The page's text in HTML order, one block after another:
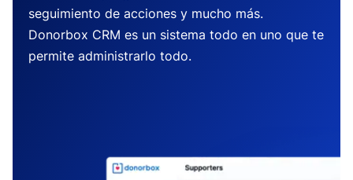
seguimiento de acciones y mucho más.
Donorbox CRM es un sistema todo en uno que te
permite administrarlo todo.